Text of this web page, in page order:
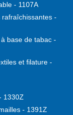
- 1107A
-
base de tabac -
et filature -
1330Z
- 1391Z